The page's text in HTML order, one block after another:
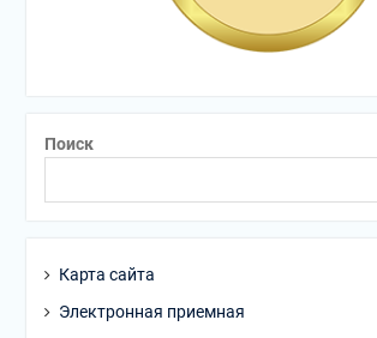
Поиск
Карта сайта
Электронная приемная